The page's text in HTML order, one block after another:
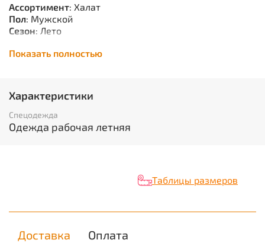
Ассортимент: Халат
Пол: Мужской
Сезон: Лето
Сырье: Смесовая
Единица измерения
Вес нетто в кг
Объём в кубических метрах
Показать полностью
Характеристики
Спецодежда
Одежда рабочая летняя
Таблицы размеров
Доставка Оплата